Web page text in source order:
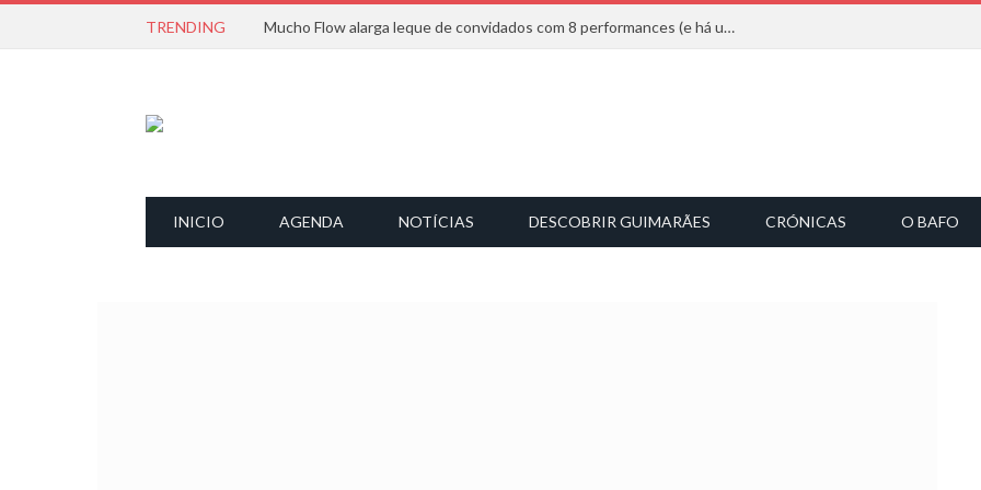
TRENDING Mucho Flow alarga leque de convidados com 8 performances (e há uma saída)
INICIO AGENDA NOTÍCIAS DESCOBRIR GUIMARÃES CRÓNICAS O BAFO